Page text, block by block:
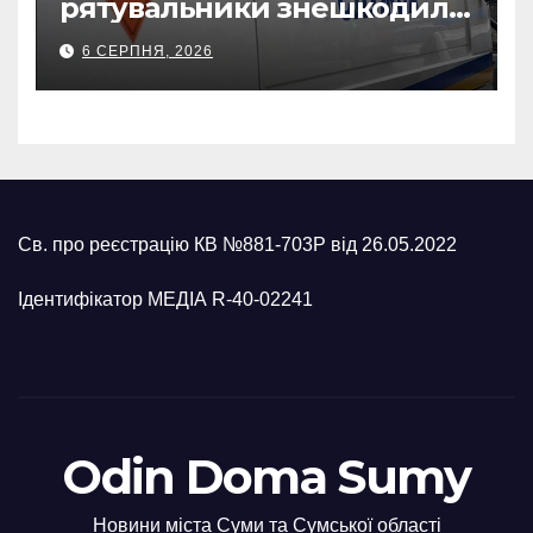
рятувальники знешкодили
500-кілограмову авіабомбу
росіян
6 СЕРПНЯ, 2026
Св. про реєстрацію КВ №881-703Р від 26.05.2022
Ідентифікатор МЕДІА R-40-02241
Odin Doma Sumy
Новини міста Суми та Сумської області